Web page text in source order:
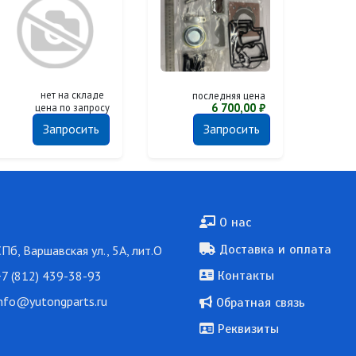
нет на складе
цена по запросу
Запросить
последняя цена
6 700,00 ₽
Запросить
Варшавская ул., 5А, лит.О
(812) 439-38-93
Подвал
О нас
Доставка и оплата
Контакты
Обратная связь
Реквизиты